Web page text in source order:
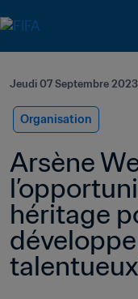
Jeudi 07 Septembre
Organisation
Arsène
héritage